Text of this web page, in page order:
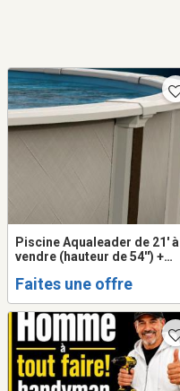
Piscine Aqualeader de 21' à
vendre (hauteur de 54'') +
Accessoires
Faites une offre